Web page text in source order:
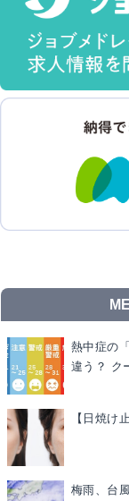
熱中症の
違う？ ク
【日焼け
梅雨、台